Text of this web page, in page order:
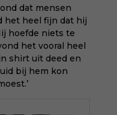
dat mensen
het heel fijn dat hij
hoefde niets te
het vooral heel
shirt uit deed en
bij hem kon